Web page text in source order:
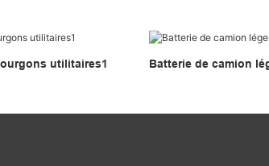
utilitaires1 Batterie de camion